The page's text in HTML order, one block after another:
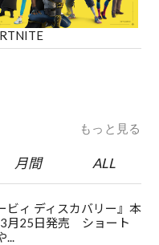
もっと見る
月間 ALL
ビィ ディスカバリー』本
月25日発売 ショート
...